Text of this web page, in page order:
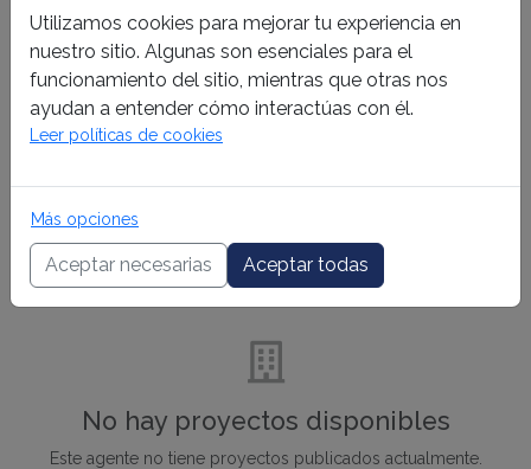
Utilizamos cookies para mejorar tu experiencia en
nuestro sitio. Algunas son esenciales para el
funcionamiento del sitio, mientras que otras nos
ayudan a entender cómo interactúas con él.
Leer políticas de cookies
Más opciones
Aceptar necesarias Aceptar todas
No hay propiedades disponibles
Proyectos
No hay proyectos disponibles
Este agente no tiene proyectos publicados actualmente.